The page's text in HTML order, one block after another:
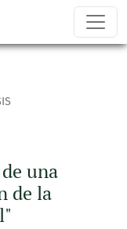
de
una
de la